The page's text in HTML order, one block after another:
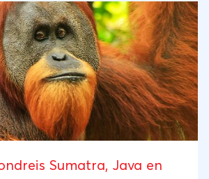
Sumatra, Java en